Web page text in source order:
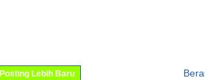
Posting Lebih Baru